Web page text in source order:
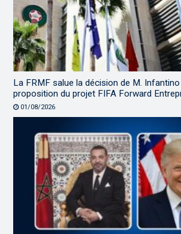
La FRMF salue la décision de M.
proposition du projet FIFA Forward
01/08/2026